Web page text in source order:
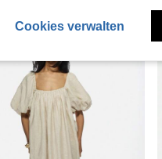
Cookies verwalten